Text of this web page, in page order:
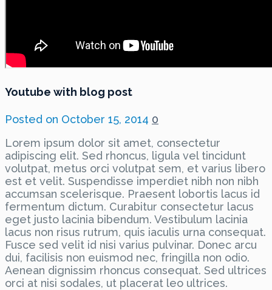
Youtube with blog post
Posted on October 15, 2014 0
Lorem ipsum dolor sit amet, consectetur
adipiscing elit. Sed rhoncus, ligula vel tincidunt
volutpat, metus orci volutpat sem, et varius libero
est et velit. Suspendisse imperdiet nibh non nibh
accumsan scelerisque. Praesent lobortis lacus id
fermentum dictum. Curabitur consectetur lacus
eget justo lacinia bibendum. Vestibulum lacinia
lacus non risus rutrum, quis iaculis urna consequat.
Fusce sed velit id nisi varius pulvinar. Donec arcu
dui, facilisis non euismod nec, fringilla non odio.
Aenean dignissim rhoncus consequat. Sed ultrices
orci at nisi sodales, ut placerat leo ultrices.